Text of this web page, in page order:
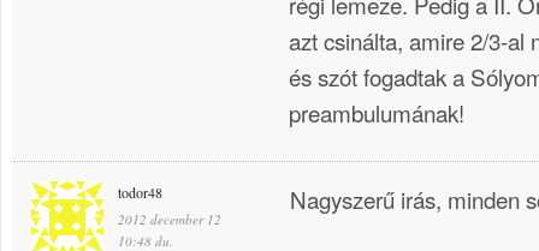
azt csinálta, amire 2/3-al
és szót fogadtak a
preambulumának!
todor48
2012 december 12
10:48 du.
Nagyszerű irás, minden